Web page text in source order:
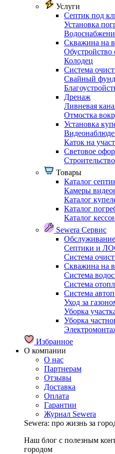
Услуги
Септик под
Установка
Скважина на
Колодец
Система
Свайный
Дренаж
Ливневая
Отмостка
Установка
Каток на
Световое
Товары
Каталог
Камеры
Каталог
Каталог
Каталог
Sewera Сервис
Септики и
Система
Скважина на
Система
Система
Система
Уход за
Уборка
Уборка
Избранное
О компании
О нас
Партнерам
Отзывы
Доставка
Оплата
Гарантии
Журнал Sewera
Sewera: про жизнь за
Наш блог c полезным
городом